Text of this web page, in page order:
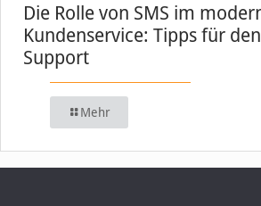
Die Rolle von SMS im
Kundenservice: Tipps für
Support
Mehr